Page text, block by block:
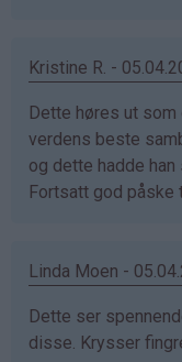
Kristine R. -
Dette høres ut
verdens beste
og dette hadde
Fortsatt god påske
Linda Moen -
Dette ser
disse. Krysser